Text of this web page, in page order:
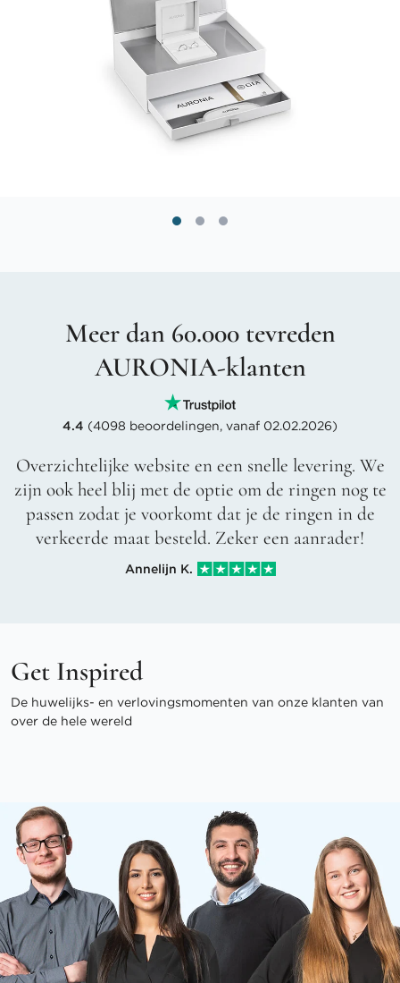
Meer dan 60.000 tevreden
AURONIA-klanten
4.4 (4098 beoordelingen, vanaf 02.02.2026)
Overzichtelijke website en een snelle levering. We
zijn ook heel blij met de optie om de ringen nog te
passen zodat je voorkomt dat je de ringen in de
verkeerde maat besteld. Zeker een aanrader!
Annelijn K.
Get Inspired
De huwelijks- en verlovingsmomenten van onze klanten van
over de hele wereld